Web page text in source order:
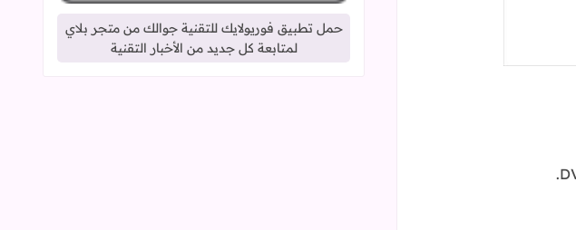
حمل تطبيق فوريولايك للتقنية جوالك من متجر بلاي
لمتابعة كل جديد من الأخبار التقنية